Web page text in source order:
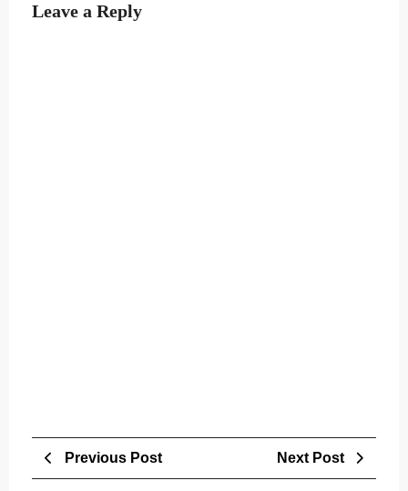
Leave a Reply
Post
navigation
Previous PostPrevious
Post
Next Post
Post